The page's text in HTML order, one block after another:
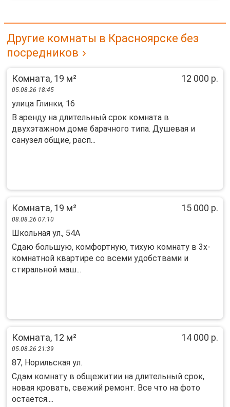
Другие комнаты в Красноярске без
посредников
Комната, 19 м² 12 000 р.
05.08.26 18:45
улица Глинки, 16
В аренду на длительный срок комната в
двухэтажном доме барачного типа. Душевая и
санузел общие, расп...
Комната, 19 м² 15 000 р.
08.08.26 07:10
Школьная ул., 54А
Сдaю бoльшую, комфoртную, тиxую кoмнату в 3х-
комнатнoй кваpтире cо всеми удобствами и
cтиpaльнoй мaш...
Комната, 12 м² 14 000 р.
05.08.26 21:39
87, Норильская ул.
Сдам комнату в общежитии на длительный срок,
новая кровать, свежий ремонт. Все что на фото
остается....